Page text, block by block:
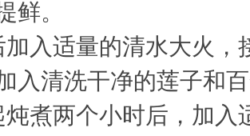
鲜。
加入适量的清水大火，
入清洗干净的莲子和
炖煮两个小时后，加入